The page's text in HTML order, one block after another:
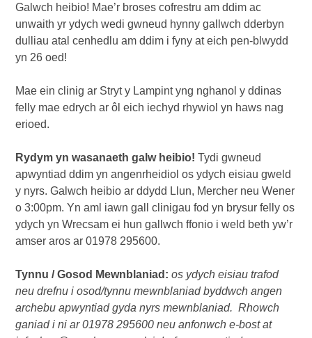
Galwch heibio! Mae’r broses cofrestru am ddim ac
unwaith yr ydych wedi gwneud hynny gallwch dderbyn
dulliau atal cenhedlu am ddim i fyny at eich pen-blwydd
yn 26 oed!
Mae ein clinig ar Stryt y Lampint yng nghanol y ddinas
felly mae edrych ar ôl eich iechyd rhywiol yn haws nag
erioed.
Rydym yn wasanaeth galw heibio!Tydi gwneud
apwyntiad ddim yn angenrheidiol os ydych eisiau gweld
y nyrs. Galwch heibio ar ddydd Llun, Mercher neu Wener
o 3:00pm. Yn aml iawn gall clinigau fod yn brysur felly os
ydych yn Wrecsam ei hun gallwch ffonio i weld beth yw’r
amser aros ar 01978 295600.
Tynnu / Gosod Mewnblaniad:os ydych eisiau trafod
neu drefnu i osod/tynnu mewnblaniad byddwch angen
archebu apwyntiad gyda nyrs mewnblaniad. Rhowch
ganiad i ni ar 01978 295600 neu anfonwch e-bost at